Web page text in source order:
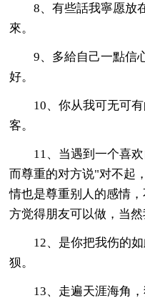
8、有些話我寧愿放
來。
9、多給自己一點信
好。
10、你从我可无可
客。
11、当遇到一个喜
而尊重的对方说"对不起
情也是尊重别人的感情
方觉得朋友可以做，当然
12、是你把我伤的
狈。
13、走遍天涯海角